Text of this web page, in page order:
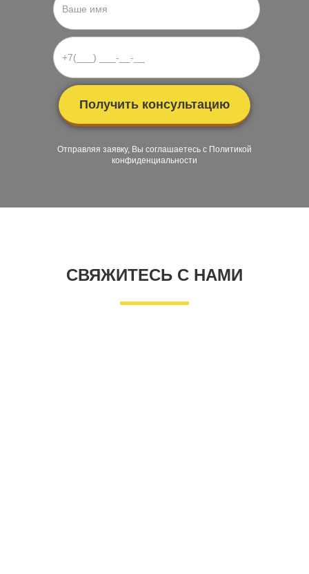
Отправляя заявку, Вы соглашаетесь с Политикой
конфиденциальности
СВЯЖИТЕСЬ С НАМИ